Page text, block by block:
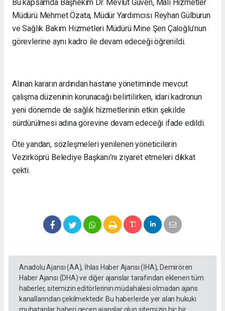
Bu kapsamda Başhekim Dr. Mevlüt Güven, Mali Hizmetler
Müdürü Mehmet Özata, Müdür Yardımcısı Reyhan Gülburun
ve Sağlık Bakım Hizmetleri Müdürü Mine Şen Çaloğlu’nun
görevlerine aynı kadro ile devam edeceği öğrenildi.
Alınan kararın ardından hastane yönetiminde mevcut
çalışma düzeninin korunacağı belirtilirken, idari kadronun
yeni dönemde de sağlık hizmetlerinin etkin şekilde
sürdürülmesi adına görevine devam edeceği ifade edildi.
Öte yandan, sözleşmeleri yenilenen yöneticilerin
Vezirköprü Belediye Başkanı'nı ziyaret etmeleri dikkat
çekti.
Anadolu Ajansı (AA), İhlas Haber Ajansı (İHA), Demirören
Haber Ajansı (DHA) ve diğer ajanslar tarafından eklenen tüm
haberler, sitemizin editörlerinin müdahalesi olmadan ajans
kanallarından çekilmektedir. Bu haberlerde yer alan hukuki
muhataplar haberi geçen ajanslar olup sitemizin hiç bir